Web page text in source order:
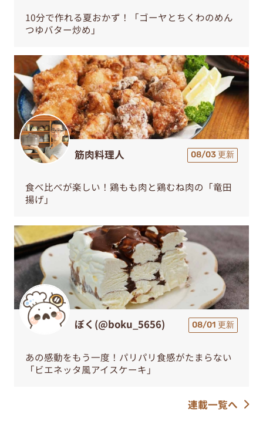
10分で作れる夏おかず！「ゴーヤとちくわのめん
つゆバター炒め」
筋肉料理人 08/03 更新
食べ比べが楽しい！鶏もも肉と鶏むね肉の「竜田
揚げ」
ぼく(@boku_5656) 08/01 更新
あの感動をもう一度！パリパリ食感がたまらない
「ビエネッタ風アイスケーキ」
連載一覧へ